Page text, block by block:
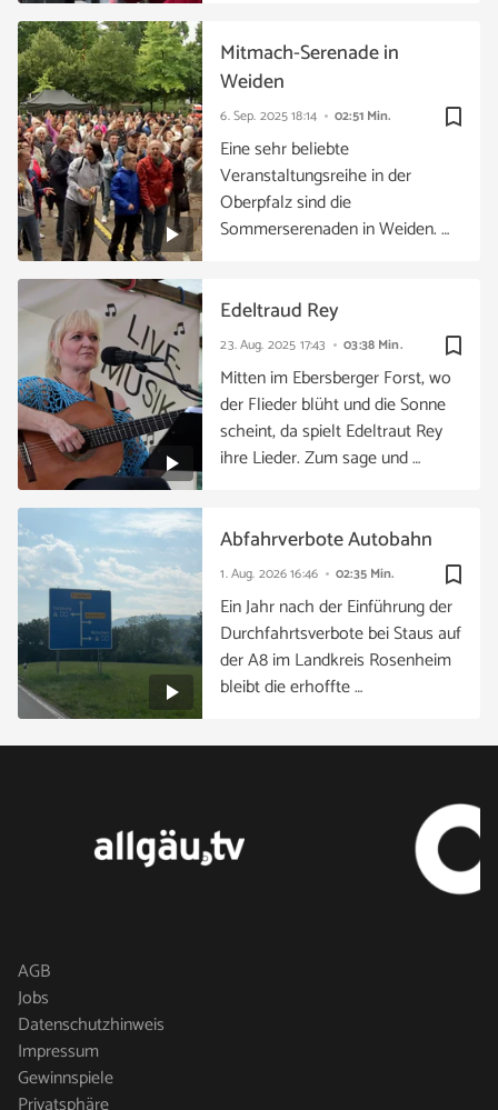
bookmark_border
6. Sep. 202518:14 02:51 Min.
Mitmach-Serenade in
Weiden
Eine sehr beliebte
Veranstaltungsreihe in der
Oberpfalz sind die
Sommerserenaden in Weiden. …
bookmark_border
23. Aug. 2025 17:43 03:38 Min.
Edeltraud Rey
Mitten im Ebersberger Forst, wo
der Flieder blüht und die Sonne
scheint, da spielt Edeltraut Rey
ihre Lieder. Zum sage und …
bookmark_border
1. Aug. 202616:46 02:35 Min.
Abfahrverbote Autobahn
Ein Jahr nach der Einführung der
Durchfahrtsverbote bei Staus auf
der A8 im Landkreis Rosenheim
bleibt die erhoffte …
AGB
Jobs
Datenschutzhinweis
Impressum
Gewinnspiele